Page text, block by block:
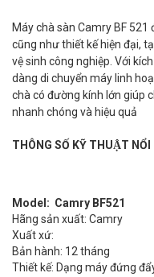
Máy chà sàn Camry BF
cũng như thiết kế hiện đại,
vệ sinh công nghiệp. Với
dàng di chuyển máy linh
chà có đường kính lớn giúp
nhanh chóng và hiệu quả
THÔNG SỐ KỸ THUẬT NỔI
Model: Camry BF521
Hãng sản xuất: Camry
Xuất xứ:
Bản hành: 12 tháng
Thiết kế: Dạng máy đứng